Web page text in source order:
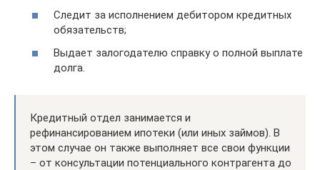
Следит за исполнением дебитором кредитных
обязательств;
Выдает залогодателю справку о полной выплате
долга.
Кредитный отдел занимается и
рефинансированием ипотеки (или иных займов). В
этом случае он также выполняет все свои функции
– от консультации потенциального контрагента до